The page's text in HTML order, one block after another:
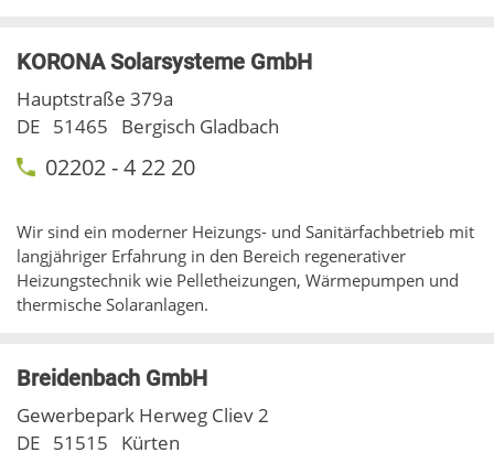
KORONA Solarsysteme GmbH
Hauptstraße 379a
DE 51465 Bergisch Gladbach
02202 - 4 22 20
Wir sind ein moderner Heizungs- und Sanitärfachbetrieb mit
langjähriger Erfahrung in den Bereich regenerativer
Heizungstechnik wie Pelletheizungen, Wärmepumpen und
thermische Solaranlagen.
Breidenbach GmbH
Gewerbepark Herweg Cliev 2
DE 51515 Kürten